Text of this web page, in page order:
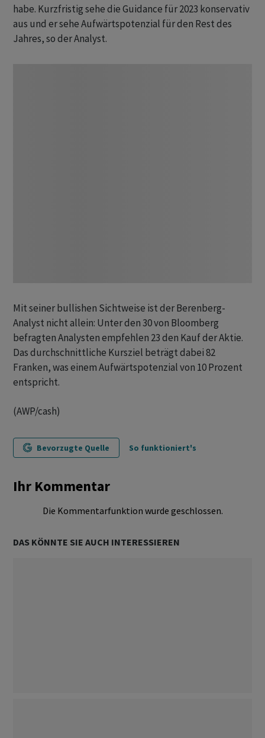
habe. Kurzfristig sehe die Guidance für 2023 konservativ
aus und er sehe Aufwärtspotenzial für den Rest des
Jahres, so der Analyst.
Mit seiner bullishen Sichtweise ist der Berenberg-
Analyst nicht allein: Unter den 30 von Bloomberg
befragten Analysten empfehlen 23 den Kauf der Aktie.
Das durchschnittliche Kursziel beträgt dabei 82
Franken, was einem Aufwärtspotenzial von 10 Prozent
entspricht.
(AWP/cash)
Bevorzugte Quelle So funktioniert's
Ihr Kommentar
Die Kommentarfunktion wurde geschlossen.
DAS KÖNNTE SIE AUCH INTERESSIEREN